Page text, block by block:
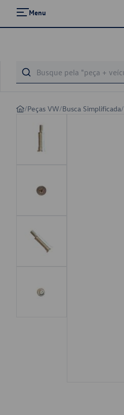
Menu
/Peças VW/Busca Simplificada/